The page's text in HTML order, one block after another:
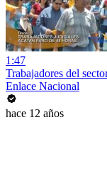
1:47
Trabajadores del
Enlace Nacional
hace 12 años